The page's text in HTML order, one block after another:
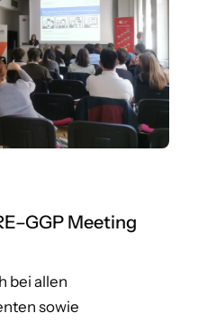
Meeting
bei allen
sowie